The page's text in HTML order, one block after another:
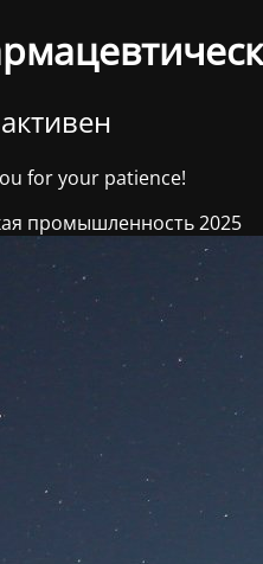
for your patience!
промышленность 2025